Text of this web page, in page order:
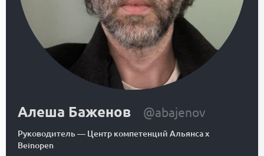
Алеша Баженов @abajenov
Руководитель— Центр компетенций Альянса x
Beinopen